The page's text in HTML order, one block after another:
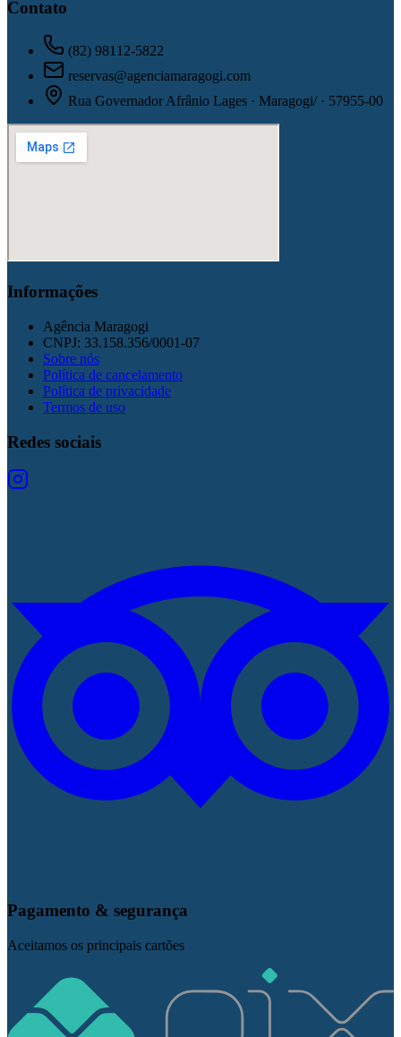
Contato
(82) 98112-5822
reservas@agenciamaragogi.com
Rua Governador Afrânio Lages · Maragogi/ · 57955-00
Informações
Agência Maragogi
CNPJ: 33.158.356/0001-07
Sobre nós
Política de cancelamento
Política de privacidade
Termos de uso
Redes sociais
Pagamento & segurança
Aceitamos os principais cartões